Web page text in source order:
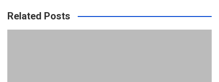
Related Posts